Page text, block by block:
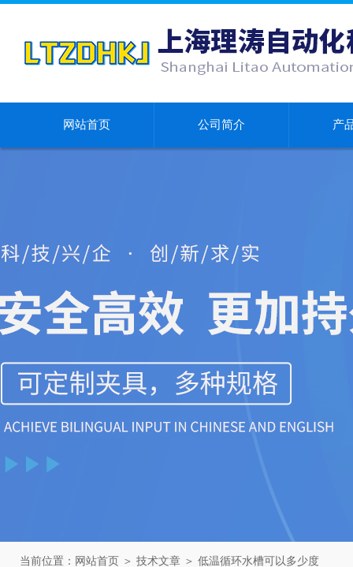
网站首页 公司简介 产
当前位置： 网站首页 ＞ 技术文章 ＞ 低温循环水槽可以多少度